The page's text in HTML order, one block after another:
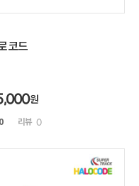
코드
원
0 리뷰 0